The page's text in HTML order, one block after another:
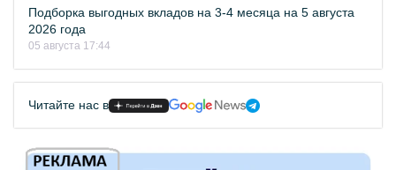
Подборка выгодных вкладов на 3-4 месяца на 5 августа
2026 года
05 августа 17:44
Читайте нас в